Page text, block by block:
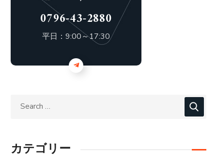
0796-43-2880
平日：9:00～17:30
カテゴリー